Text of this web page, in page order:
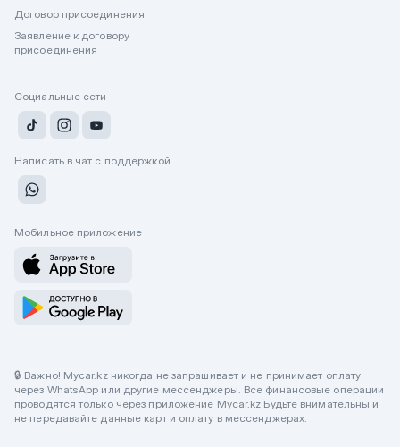
Договор присоединения
Заявление к договору
присоединения
Социальные сети
Написать в чат с поддержкой
Мобильное приложение
🔒 Важно! Mycar.kz никогда не запрашивает и не принимает оплату
через WhatsApp или другие мессенджеры. Все финансовые операции
проводятся только через приложение Mycar.kz Будьте внимательны и
не передавайте данные карт и оплату в мессенджерах.